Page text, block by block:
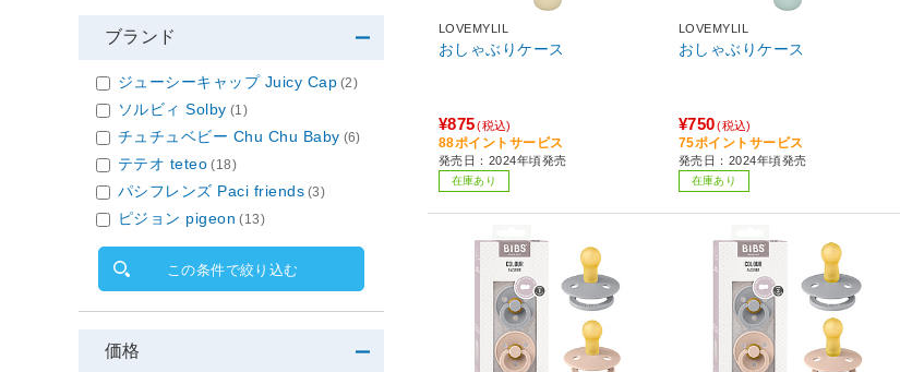
LOVEMYLIL
おしゃぶりケース
¥875 (税込)
88ポイントサービス
発売日：2024年頃発売
在庫あり
LOVEMYLIL
おしゃぶりケース
¥750 (税込)
75ポイントサービス
発売日：2024年頃発売
在庫あり
ブランド
ジューシーキャップ Juicy Cap (2)
ソルビィ Solby (1)
チュチュベビー Chu Chu Baby (6)
テテオ teteo (18)
パシフレンズ Paci friends (3)
ピジョン pigeon (13)
この条件で絞り込む
価格